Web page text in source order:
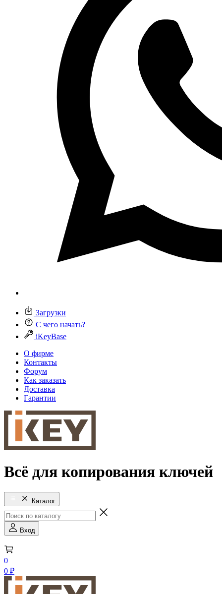
Загрузки
С чего начать?
iKeyBase
О фирме
Контакты
Форум
Как заказать
Доставка
Гарантии
Всё для копирования ключей
Каталог
Вход
0
0 ₽